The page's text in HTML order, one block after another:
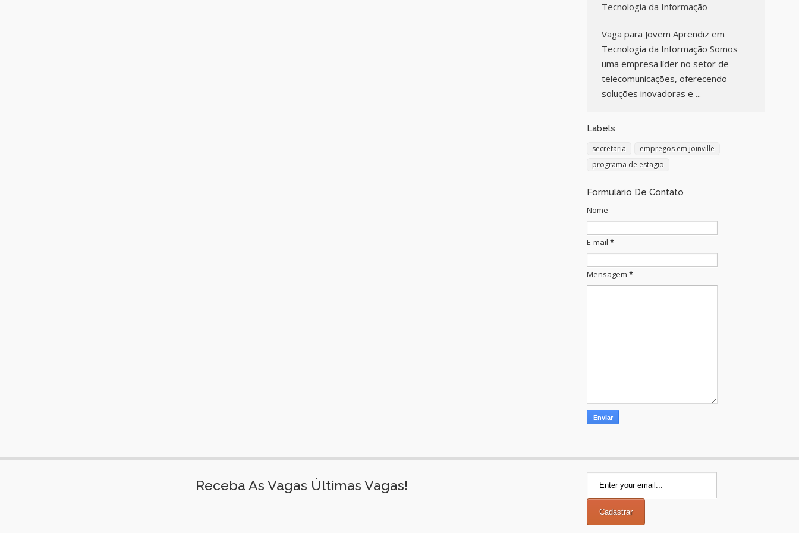
Tecnologia da Informação
Vaga para Jovem Aprendiz em
Tecnologia da Informação Somos
uma empresa líder no setor de
telecomunicações, oferecendo
soluções inovadoras e ...
Labels
secretaria
empregos em joinville
programa de estagio
Formulário De Contato
Nome
E-mail *
Mensagem *
Receba As Vagas Últimas Vagas!